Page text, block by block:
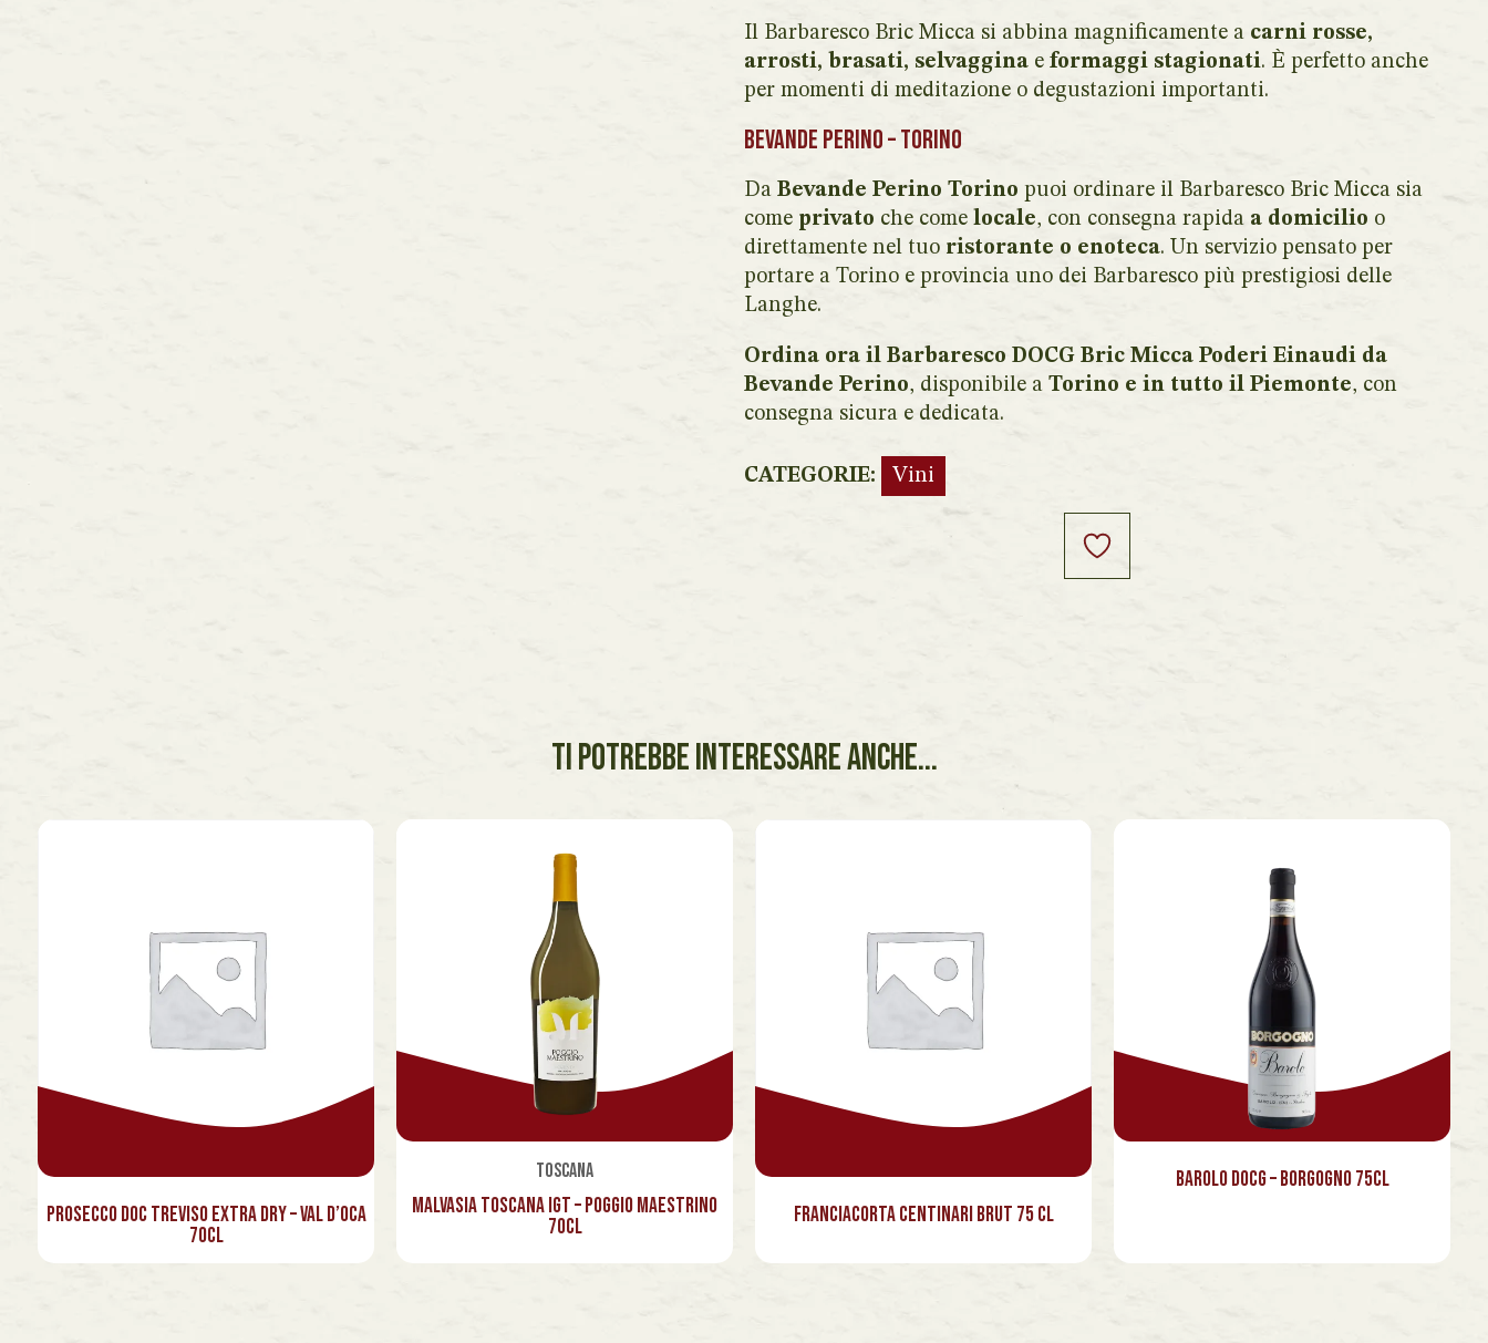
Il Barbaresco Bric Micca si abbina magnificamente a carni rosse,
arrosti, brasati, selvaggina e formaggi stagionati. È perfetto anche
per momenti di meditazione o degustazioni importanti.
Bevande Perino – Torino
Da Bevande Perino Torino puoi ordinare il Barbaresco Bric Micca sia
come privato che come locale, con consegna rapida a domicilio o
direttamente nel tuo ristorante o enoteca. Un servizio pensato per
portare a Torino e provincia uno dei Barbaresco più prestigiosi delle
Langhe.
Ordina ora il Barbaresco DOCG Bric Micca Poderi Einaudi da
Bevande Perino, disponibile a Torino e in tutto il Piemonte, con
consegna sicura e dedicata.
CATEGORIE: Vini
TI POTREBBE INTERESSARE ANCHE...
Prosecco Doc Treviso Extra Dry – Val d’Oca
70cl
Toscana
Malvasia Toscana Igt – Poggio Maestrino
70cl
Franciacorta Centinari Brut 75 cl
Barolo Docg – Borgogno 75cl